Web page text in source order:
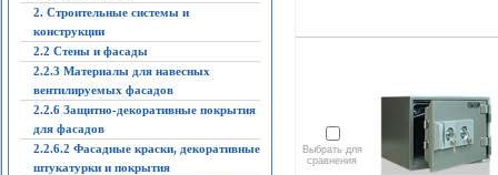
2. Строительные системы и
конструкции
2.2 Стены и фасады
2.2.3 Материалы для навесных
вентилируемых фасадов
2.2.6 Защитно-декоративные покрытия
для фасадов
2.2.6.2 Фасадные краски, декоративные
штукатурки и покрытия
Выбрать для
сравнения